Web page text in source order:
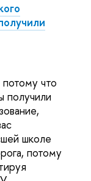
что
получили
школе
потому